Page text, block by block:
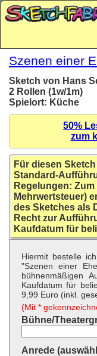
Szenen einer
Sketch von Hans
2 Rollen (1w/1m)
Spielort: Küche
50%
zum
Für diesen
Standard-
Regelungen:
Mehrwertsteuer)
des Sketches als
Recht zur
Kaufdatum für
Hiermit bestelle
"Szenen einer
bühnenmäßigen
Kaufdatum für
9,99 Euro (inkl.
(Mit *
Bühne/
Anrede